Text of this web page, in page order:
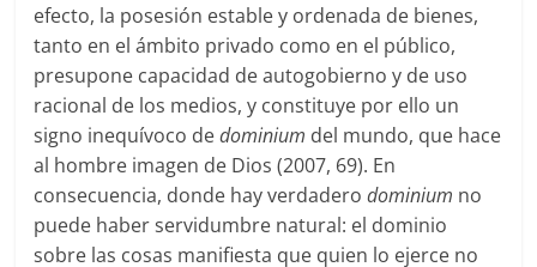
efecto, la posesión estable y ordenada de bienes,
tanto en el ámbito privado como en el público,
presupone capacidad de autogobierno y de uso
racional de los medios, y constituye por ello un
signo inequívoco dedominium del mundo, que hace
al hombre imagen de Dios (2007, 69). En
consecuencia, donde hay verdaderodominium no
puede haber servidumbre natural: el dominio
sobre las cosas manifiesta que quien lo ejerce no